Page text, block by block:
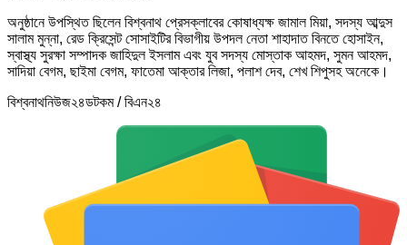
অনুষ্ঠানে উপস্থিত ছিলেন বিশ্বনাথ প্রেসক্লাবের কোষাধ্যক্ষ জামাল মিয়া, সদস্য আব্দুস
সালাম মুন্না, রেড ক্রিসেন্ট সোসাইটির বিভাগীয় উপদল নেতা শাহাদাত বিনতে হোসাইন,
স্বাস্থ্য সুরক্ষা সম্পাদক জাহিদুল ইসলাম এবং যুব সদস্য মোস্তাক আহমদ, সুমন আহমদ,
সাদিয়া বেগম, ছাইমা বেগম, ফাতেমা আক্তার লিজা, পলাশ দেব, শেখ শিপুসহ অনেকে।
বিশ্বনাথনিউজ২৪ডটকম / বিএন২৪